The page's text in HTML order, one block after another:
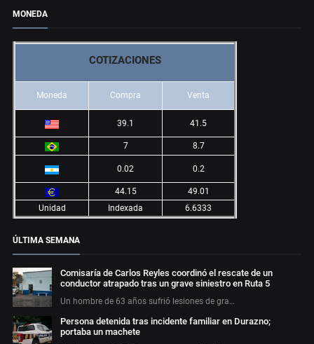
MONEDA
COTIZACIONES
Moneda Compra Venta
39.1 41.5
7 8.7
0.02 0.2
44.15
49.01
Unidad
Indexada 6.6333
ÚLTIMA SEMANA
Comisaría de Carlos Reyles coordinó el rescate de un
conductor atrapado tras un grave siniestro en Ruta 5
Un hombre de 63 años sufrió lesiones de gra…
Persona detenida tras incidente familiar en Durazno;
portaba un machete